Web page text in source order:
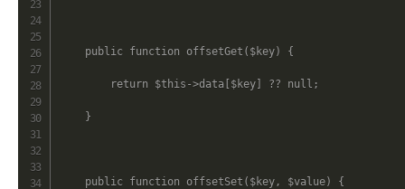
public function offsetGet ( $key) {
return $this ->data $key] ?? null ;
}
public function offsetSet ( $key, $value) {